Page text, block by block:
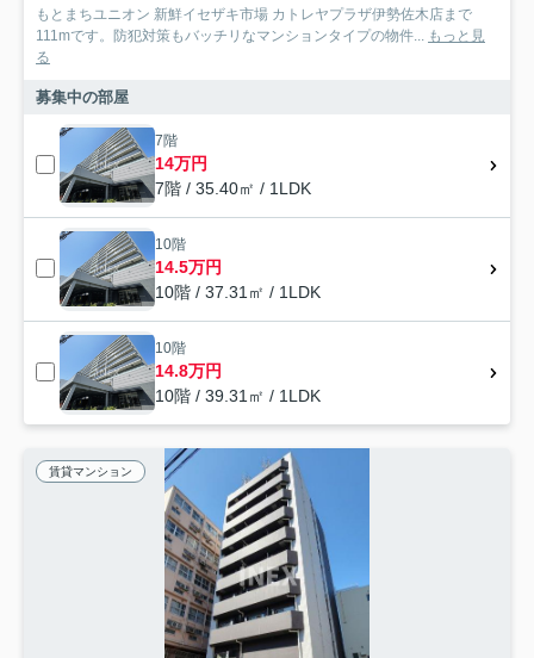
もとまちユニオン 新鮮イセザキ市場 カトレヤプラザ伊勢佐木店まで
111mです。防犯対策もバッチリなマンションタイプの物件...
もっと見
る
募集中の部屋
7階
14万円
7階 / 35.40㎡ / 1LDK
10階
14.5万円
10階 / 37.31㎡ / 1LDK
10階
14.8万円
10階 / 39.31㎡ / 1LDK
賃貸マンション